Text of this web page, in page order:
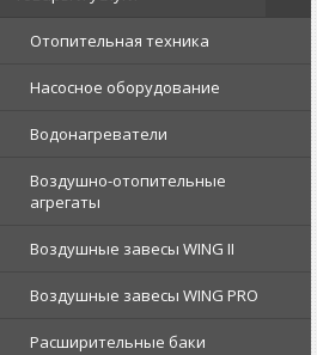
Отопительная техника
Насосное оборудование
Водонагреватели
Воздушно-отопительные
агрегаты
Воздушные завесы WING II
Воздушные завесы WING PRO
Расширительные баки